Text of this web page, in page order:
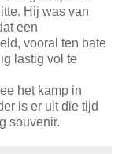
Hij was van
een
vooral ten bate
lastig vol te
het kamp in
is er uit die tijd
souvenir.